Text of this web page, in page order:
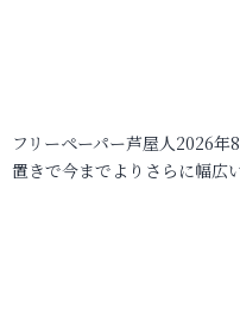
フリーペーパー芦屋人2026
置きで今までよりさらに幅広